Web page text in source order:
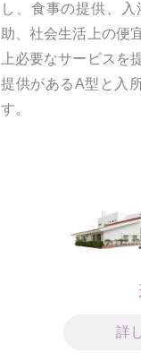
し、食事の提供、
助、社会生活上の便
上必要なサービスを
提供があるA型と入
す。
詳